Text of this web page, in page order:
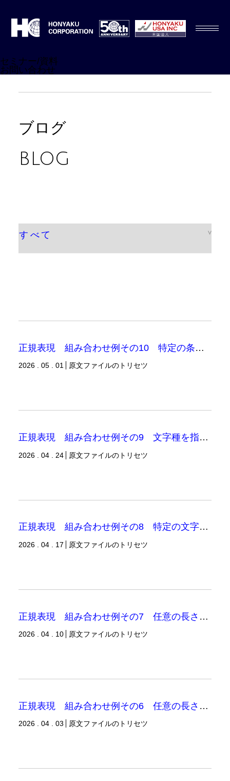
セミナー/資料
お問い合わせ
ブログ
BLOG
正規表現 組み合わせ例その10 特定の条件の単語
2026 . 05 . 01 原文ファイルのトリセツ
正規表現 組み合わせ例その9 文字種を指定した表現
2026 . 04 . 24 原文ファイルのトリセツ
正規表現 組み合わせ例その8 特定の文字列をn回繰り返す表現
2026 . 04 . 17 原文ファイルのトリセツ
正規表現 組み合わせ例その7 任意の長さあるいは1文字以上の文字列（「w」「d」「s」を使用する場合）
2026 . 04 . 10 原文ファイルのトリセツ
正規表現 組み合わせ例その6 任意の長さあるいは1文字以上の文字列（「\w」「\d」「\s」を使用する場合）
2026 . 04 . 03 原文ファイルのトリセツ